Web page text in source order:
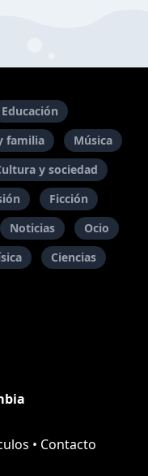
Educación
familia
Música
y sociedad
Ficción
Noticias
Ocio
Ciencias
• Contacto